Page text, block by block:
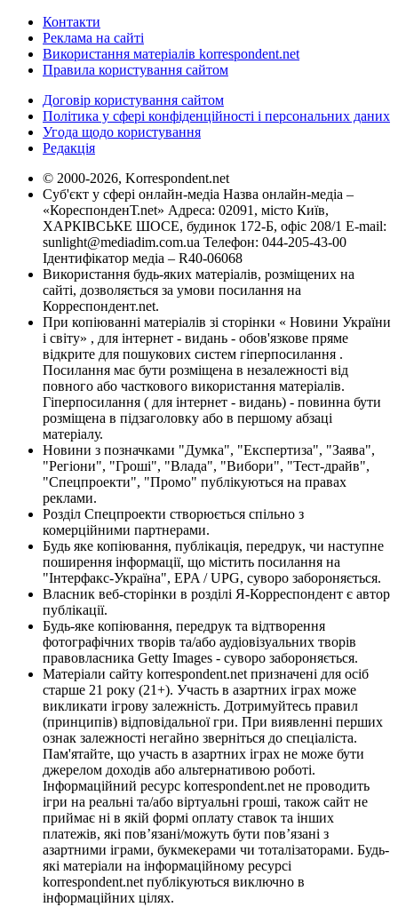
Контакти
Реклама на сайті
Використання матеріалів korrespondent.net
Правила користування сайтом
Договір користування сайтом
Політика у сфері конфіденційності і персональних даних
Угода щодо користування
Редакція
© 2000-2026, Korrespondent.net
Суб'єкт у сфері онлайн-медіа Назва онлайн-медіа –
«КореспонденТ.net» Адреса: 02091, місто Київ,
ХАРКІВСЬКЕ ШОСЕ, будинок 172-Б, офіс 208/1 E-mail:
sunlight@mediadim.com.ua Телефон: 044-205-43-00
Ідентифікатор медіа – R40-06068
Використання будь-яких матеріалів, розміщених на
сайті, дозволяється за умови посилання на
Корреспондент.net.
При копіюванні матеріалів зі сторінки « Новини України
і світу» , для інтернет - видань - обов'язкове пряме
відкрите для пошукових систем гіперпосилання .
Посилання має бути розміщена в незалежності від
повного або часткового використання матеріалів.
Гіперпосилання ( для інтернет - видань) - повинна бути
розміщена в підзаголовку або в першому абзаці
матеріалу.
Новини з позначками "Думка", "Експертиза", "Заява",
"Регіони", "Гроші", "Влада", "Вибори", "Тест-драйв",
"Спецпроекти", "Промо" публікуються на правах
реклами.
Розділ Спецпроекти створюється спільно з
комерційними партнерами.
Будь яке копіювання, публікація, передрук, чи наступне
поширення інформації, що містить посилання на
"Інтерфакс-Україна", EPA / UPG, суворо забороняється.
Власник веб-сторінки в розділі Я-Корреспондент є автор
публікації.
Будь-яке копіювання, передрук та відтворення
фотографічних творів та/або аудіовізуальних творів
правовласника Getty Images - суворо забороняється.
Матеріали сайту korrespondent.net призначені для осіб
старше 21 року (21+). Участь в азартних іграх може
викликати ігрову залежність. Дотримуйтесь правил
(принципів) відповідальної гри. При виявленні перших
ознак залежності негайно зверніться до спеціаліста.
Пам'ятайте, що участь в азартних іграх не може бути
джерелом доходів або альтернативою роботі.
Інформаційний ресурс korrespondent.net не проводить
ігри на реальні та/або віртуальні гроші, також сайт не
приймає ні в якій формі оплату ставок та інших
платежів, які пов’язані/можуть бути пов’язані з
азартними іграми, букмекерами чи тоталізаторами. Будь-
які матеріали на інформаційному ресурсі
korrespondent.net публікуються виключно в
інформаційних цілях.